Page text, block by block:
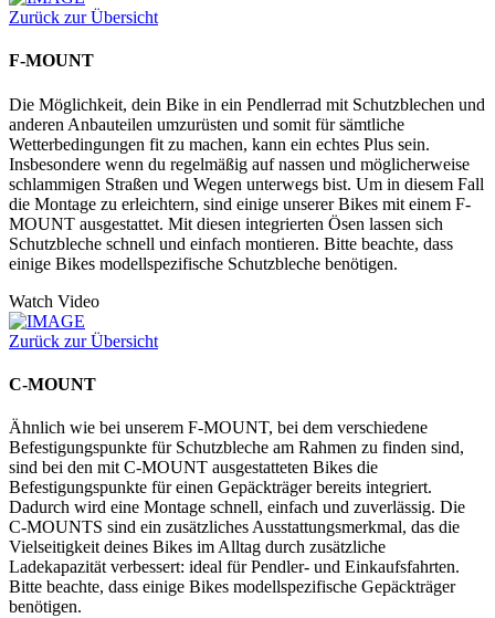
Zurück zur Übersicht
F-MOUNT
Die Möglichkeit, dein Bike in ein Pendlerrad mit Schutzblechen und
anderen Anbauteilen umzurüsten und somit für sämtliche
Wetterbedingungen fit zu machen, kann ein echtes Plus sein.
Insbesondere wenn du regelmäßig auf nassen und möglicherweise
schlammigen Straßen und Wegen unterwegs bist. Um in diesem Fall
die Montage zu erleichtern, sind einige unserer Bikes mit einem F-
MOUNT ausgestattet. Mit diesen integrierten Ösen lassen sich
Schutzbleche schnell und einfach montieren. Bitte beachte, dass
einige Bikes modellspezifische Schutzbleche benötigen.
Watch Video
Zurück zur Übersicht
C-MOUNT
Ähnlich wie bei unserem F-MOUNT, bei dem verschiedene
Befestigungspunkte für Schutzbleche am Rahmen zu finden sind,
sind bei den mit C-MOUNT ausgestatteten Bikes die
Befestigungspunkte für einen Gepäckträger bereits integriert.
Dadurch wird eine Montage schnell, einfach und zuverlässig. Die
C-MOUNTS sind ein zusätzliches Ausstattungsmerkmal, das die
Vielseitigkeit deines Bikes im Alltag durch zusätzliche
Ladekapazität verbessert: ideal für Pendler- und Einkaufsfahrten.
Bitte beachte, dass einige Bikes modellspezifische Gepäckträger
benötigen.